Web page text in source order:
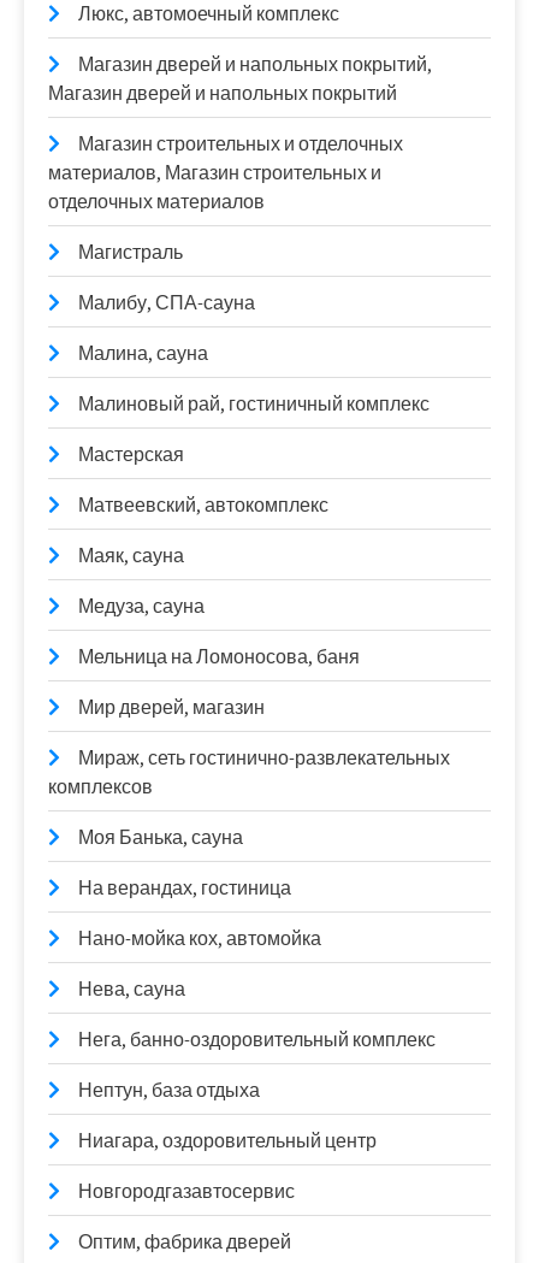
Люкс, автомоечный комплекс
Магазин дверей и напольных покрытий,
Магазин дверей и напольных покрытий
Магазин строительных и отделочных
материалов, Магазин строительных и
отделочных материалов
Магистраль
Малибу, СПА-сауна
Малина, сауна
Малиновый рай, гостиничный комплекс
Мастерская
Матвеевский, автокомплекс
Маяк, сауна
Медуза, сауна
Мельница на Ломоносова, баня
Мир дверей, магазин
Мираж, сеть гостинично-развлекательных
комплексов
Моя Банька, сауна
На верандах, гостиница
Нано-мойка кох, автомойка
Нева, сауна
Нега, банно-оздоровительный комплекс
Нептун, база отдыха
Ниагара, оздоровительный центр
Новгородгазавтосервис
Оптим, фабрика дверей